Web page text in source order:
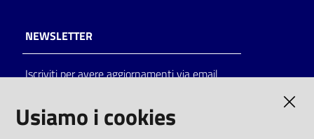
on line
NEWSLETTER
Iscriviti per avere aggiornamenti via email
Usiamo i cookies